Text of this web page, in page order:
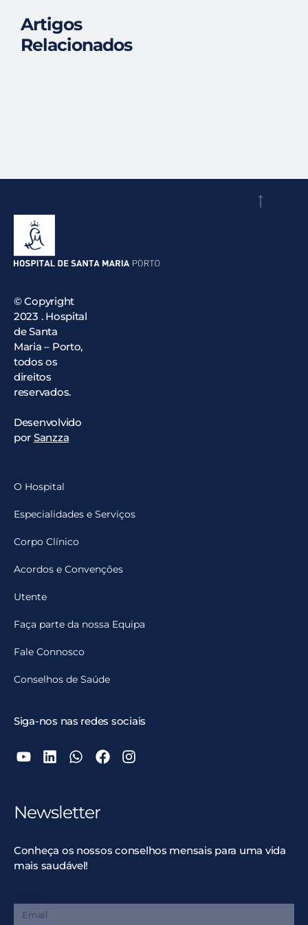
Artigos
Relacionados
© Copyright
2023 . Hospital
de Santa
Maria – Porto,
todos os
direitos
reservados.
Desenvolvido
por Sanzza
O Hospital
Especialidades e Serviços
Corpo Clínico
Acordos e Convenções
Utente
Faça parte da nossa Equipa
Fale Connosco
Conselhos de Saúde
Siga-nos nas redes sociais
Newsletter
Conheça os nossos conselhos mensais para uma vida
mais saudável!